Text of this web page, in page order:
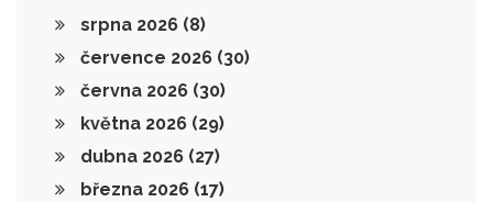
srpna 2026 (8)
července 2026 (30)
června 2026 (30)
května 2026 (29)
dubna 2026 (27)
března 2026 (17)